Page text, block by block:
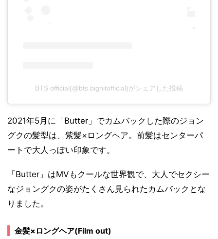
BTS official(@bts.bighitofficial)がシェアした投稿
2021年5月に「Butter」でカムバックした際のジョン
グクの髪型は、紫髪×ロングヘア。前髪はセンターパ
ートで大人っぽい印象です。
「Butter」はMVもクールな世界観で、大人でセクシー
なジョングクの姿がたくさん見られたカムバックとな
りました。
金髪×ロングヘア(Film out)